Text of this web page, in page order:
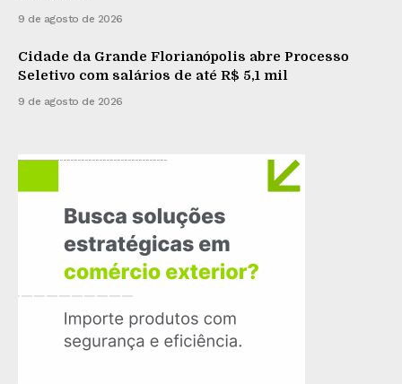
9 de agosto de 2026
Cidade da Grande Florianópolis abre Processo
Seletivo com salários de até R$ 5,1 mil
9 de agosto de 2026